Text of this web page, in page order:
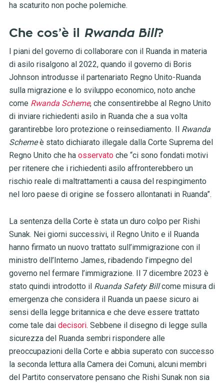
ha scaturito non poche polemiche.
Che cos’è il Rwanda Bill?
I piani del governo di collaborare con il Ruanda in materia
di asilo risalgono al 2022, quando il governo di Boris
Johnson introdusse il partenariato Regno Unito-Ruanda
sulla migrazione e lo sviluppo economico, noto anche
come Rwanda Scheme, che consentirebbe al Regno Unito
di inviare richiedenti asilo in Ruanda che a sua volta
garantirebbe loro protezione o reinsediamento. Il Rwanda
Schemeè stato dichiarato illegale dalla Corte Suprema del
Regno Unito che ha osservatoche “ci sono fondati motivi
per ritenere che i richiedenti asilo affronterebbero un
rischio reale di maltrattamenti a causa del respingimento
nel loro paese di origine se fossero allontanati in Ruanda”.
La sentenza della Corte è stata un duro colpo per Rishi
Sunak. Nei giorni successivi, il Regno Unito e il Ruanda
hanno firmato un nuovo trattato sull’immigrazione con il
ministro dell’Interno James, ribadendo l’impegno del
governo nel fermare l’immigrazione. Il 7 dicembre 2023 è
stato quindi introdotto il Ruanda Safety Billcome misura di
emergenza che considera il Ruanda un paese sicuro ai
sensi della legge britannica e che deve essere trattato
come tale dai decisori. Sebbene il disegno di legge sulla
sicurezza del Ruanda sembri rispondere alle
preoccupazioni della Corte e abbia superato con successo
la seconda lettura alla Camera dei Comuni, alcuni membri
del Partito conservatore pensano che Rishi Sunak non sia